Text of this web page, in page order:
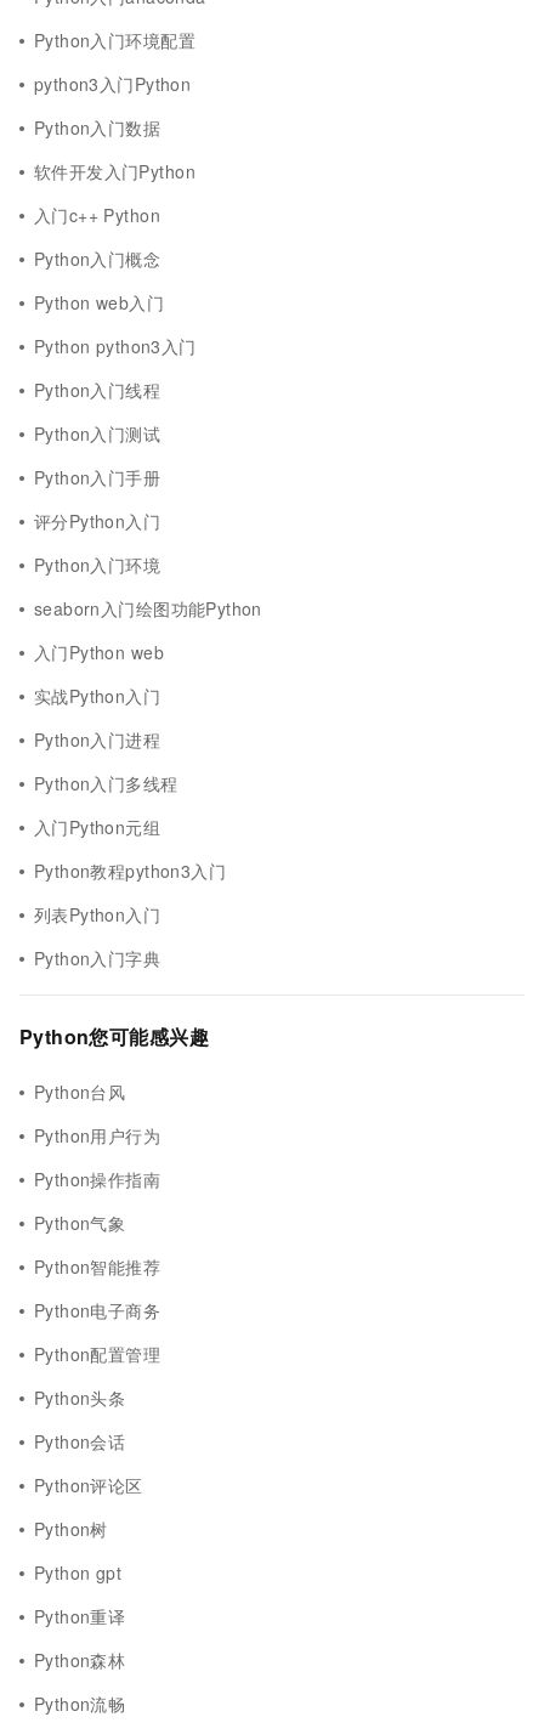
Python入门环境配置
python3入门Python
Python入门数据
软件开发入门Python
入门c++ Python
Python入门概念
Python web入门
Python python3入门
Python入门线程
Python入门测试
Python入门手册
评分Python入门
Python入门环境
seaborn入门绘图功能Python
入门Python web
实战Python入门
Python入门进程
Python入门多线程
入门Python元组
Python教程python3入门
列表Python入门
Python入门字典
Python您可能感兴趣
Python台风
Python用户行为
Python操作指南
Python气象
Python智能推荐
Python电子商务
Python配置管理
Python头条
Python会话
Python评论区
Python树
Python gpt
Python重译
Python森林
Python流畅